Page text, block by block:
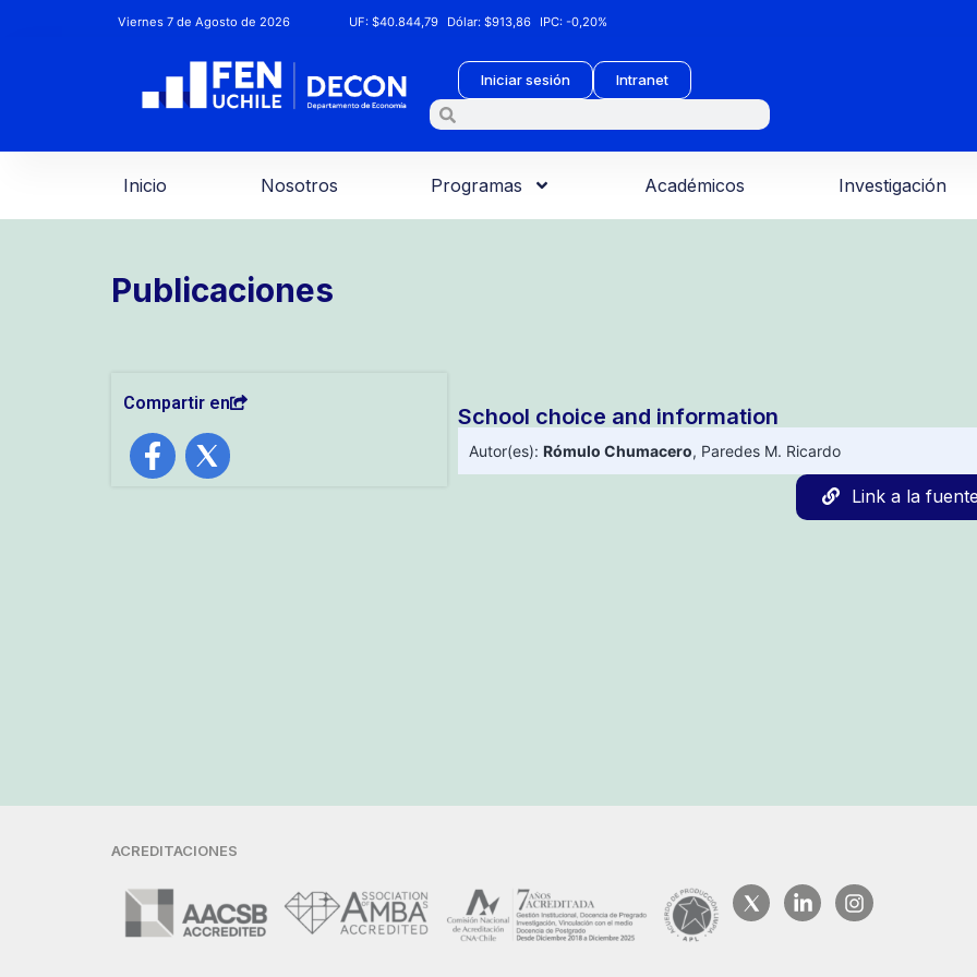
Viernes 7 de Agosto de 2026 UF:$40.844,79 Dólar:$913,86 IPC:-0,20%
Iniciar sesión Intranet
Inicio Nosotros Programas Académicos Investigación
Publicaciones
Compartir en
School choice and information
Autor(es): Rómulo Chumacero, Paredes M. Ricardo
Link a la
ACREDITACIONES